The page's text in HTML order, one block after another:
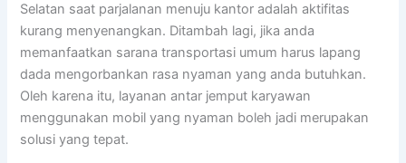
Selatan saat parjalanan menuju kantor adalah aktifitas
kurang menyenangkan. Ditambah lagi, jika anda
memanfaatkan sarana transportasi umum harus lapang
dada mengorbankan rasa nyaman yang anda butuhkan.
Oleh karena itu, layanan antar jemput karyawan
menggunakan mobil yang nyaman boleh jadi merupakan
solusi yang tepat.